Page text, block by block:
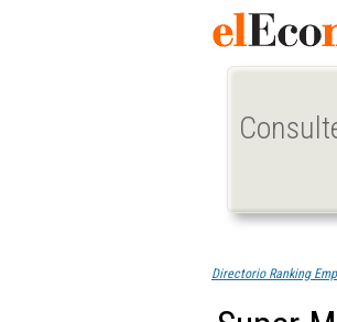
Directorio Ranking